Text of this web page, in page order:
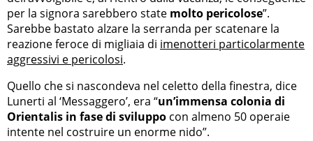
per la signora sarebbero state molto pericolose”.
Sarebbe bastato alzare la serranda per scatenare la
reazione feroce di migliaia di imenotteri particolarmente
aggressivi e pericolosi.
Quello che si nascondeva nel celetto della finestra, dice
Lunerti al ‘Messaggero’, era “un’immensa colonia di
Orientalis in fase di sviluppo con almeno 50 operaie
intente nel costruire un enorme nido”.